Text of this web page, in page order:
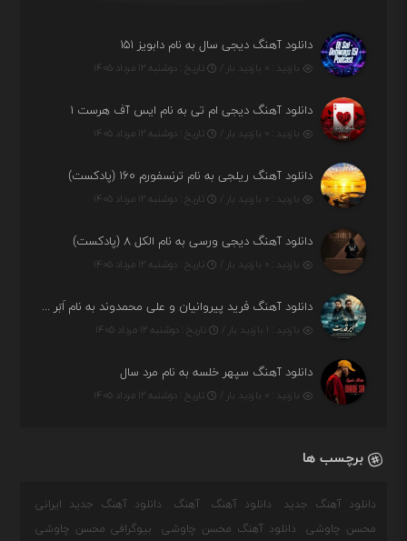
دانلود آهنگ دیجی سال به نام دابویز ۱۵۱
بازدید : ۰ بازدید بار / تاریخ : دوشنبه ۱۲ مرداد ۱۴۰۵
دانلود آهنگ دیجی ام تی به نام ایس آف هرست ۱
بازدید : ۰ بازدید بار / تاریخ : دوشنبه ۱۲ مرداد ۱۴۰۵
دانلود آهنگ ریلجی به نام ترنسفورم ۱۶۰ (پادکست)
بازدید : ۰ بازدید بار / تاریخ : دوشنبه ۱۲ مرداد ۱۴۰۵
دانلود آهنگ دیجی ورسی به نام الکل ۸ (پادکست)
بازدید : ۰ بازدید بار / تاریخ : دوشنبه ۱۲ مرداد ۱۴۰۵
دانلود آهنگ فرید پیروانیان و علی محمدوند به نام اَبَر قدرت
بازدید : ۱ بازدید بار / تاریخ : دوشنبه ۱۲ مرداد ۱۴۰۵
دانلود آهنگ سپهر خلسه به نام مرد سال
بازدید : ۰ بازدید بار / تاریخ : دوشنبه ۱۲ مرداد ۱۴۰۵
برچسب ها
دانلود آهنگ جدید دانلود آهنگ آهنگ
دانلود آهنگ جدید ایرانی
محسن چاوشی
دانلود آهنگ محسن چاوشی
بیوگرافی محسن چاوشی